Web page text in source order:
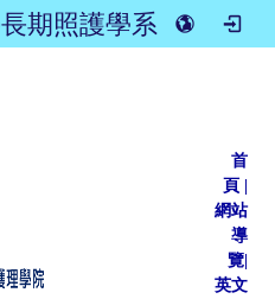
期照護學系
首
頁 |
網站
導
覽|
英文